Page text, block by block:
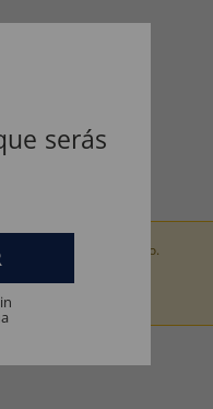
por um adulto.
serás